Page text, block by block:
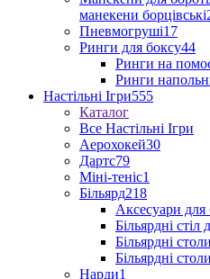
манекени борцівські
Пневмогруші17
Ринги для боксу44
Ринги на
Ринги
Настільні Ігри555
Каталог
Все Настільні Ігри
Аерохокей30
Дартс79
Міні-теніс1
Більярд218
Аксесуари для
Більярдні стіл
Більярдні
Більярдні
Нарди1